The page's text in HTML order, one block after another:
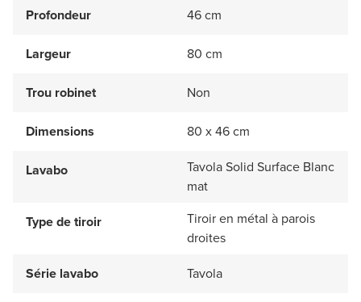
Profondeur
46 cm
Largeur 80 cm
Trou robinet Non
Dimensions 80 x 46 cm
Lavabo
Tavola Solid Surface Blanc
mat
Type de tiroir
Tiroir en métal à parois
droites
Série lavabo
Tavola